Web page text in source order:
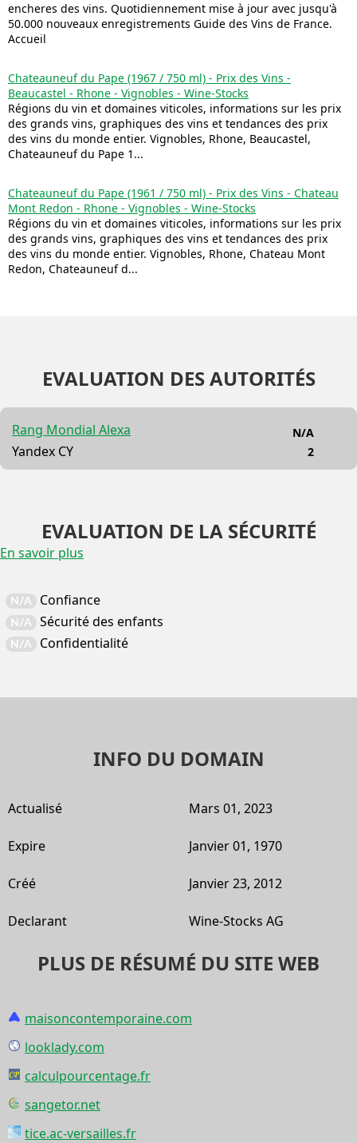
encheres des vins. Quotidiennement mise à jour avec jusqu'à
50.000 nouveaux enregistrements Guide des Vins de France.
Accueil
Chateauneuf du Pape (1967 / 750 ml) - Prix des Vins -
Beaucastel - Rhone - Vignobles - Wine-Stocks
Régions du vin et domaines viticoles, informations sur les prix
des grands vins, graphiques des vins et tendances des prix
des vins du monde entier. Vignobles, Rhone, Beaucastel,
Chateauneuf du Pape 1...
Chateauneuf du Pape (1961 / 750 ml) - Prix des Vins - Chateau
Mont Redon - Rhone - Vignobles - Wine-Stocks
Régions du vin et domaines viticoles, informations sur les prix
des grands vins, graphiques des vins et tendances des prix
des vins du monde entier. Vignobles, Rhone, Chateau Mont
Redon, Chateauneuf d...
EVALUATION DES AUTORITÉS
Rang Mondial Alexa
Yandex CY
N/A
2
EVALUATION DE LA SÉCURITÉ
En savoir plus
N/A Confiance
N/A Sécurité des enfants
N/A Confidentialité
INFO DU DOMAIN
Actualisé Mars 01, 2023
Expire Janvier 01, 1970
Créé Janvier 23, 2012
Declarant Wine-Stocks AG
PLUS DE RÉSUMÉ DU SITE WEB
maisoncontemporaine.com
looklady.com
calculpourcentage.fr
sangetor.net
tice.ac-versailles.fr